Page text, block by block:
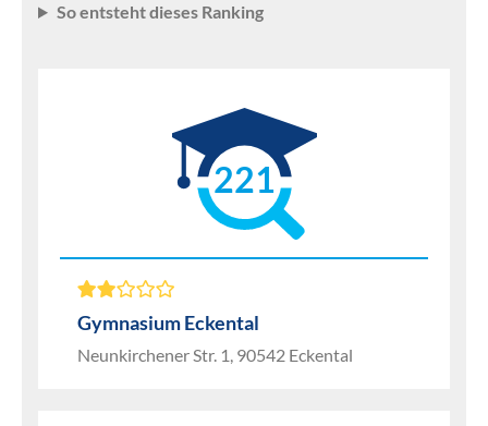
So entsteht dieses Ranking
221
Gymnasium Eckental
Neunkirchener Str. 1, 90542 Eckental